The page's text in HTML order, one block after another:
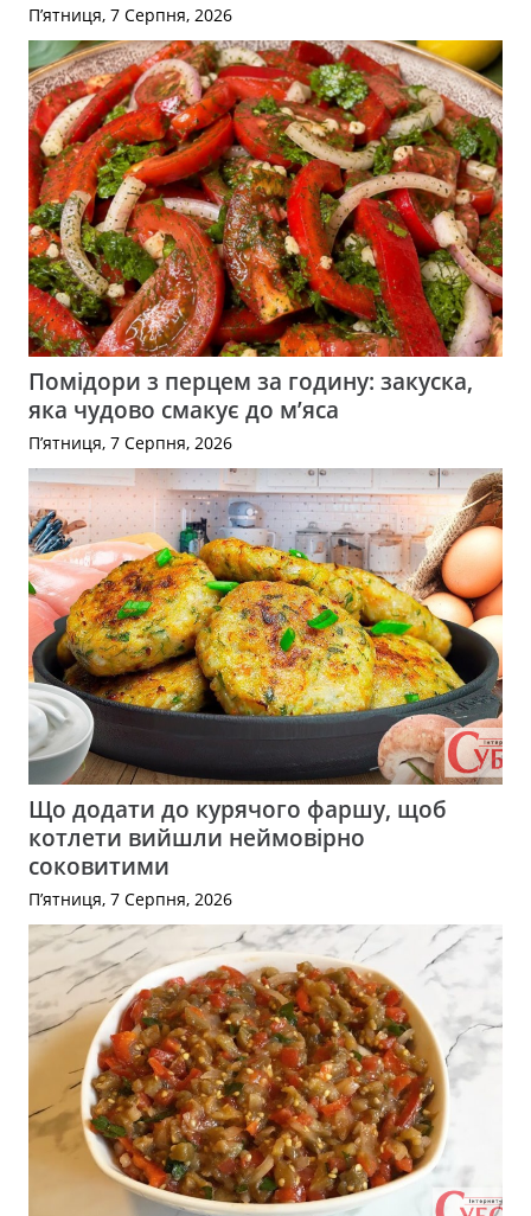
П’ятниця, 7 Серпня, 2026
Помідори з перцем за годину: закуска,
яка чудово смакує до м’яса
П’ятниця, 7 Серпня, 2026
Що додати до курячого фаршу, щоб
котлети вийшли неймовірно
соковитими
П’ятниця, 7 Серпня, 2026